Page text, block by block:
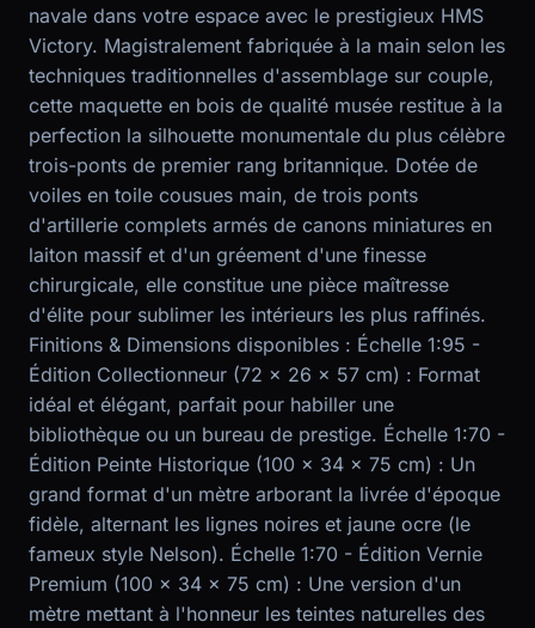
navale dans votre espace avec le prestigieux HMS
Victory. Magistralement fabriquée à la main selon les
techniques traditionnelles d'assemblage sur couple,
cette maquette en bois de qualité musée restitue à la
perfection la silhouette monumentale du plus célèbre
trois-ponts de premier rang britannique. Dotée de
voiles en toile cousues main, de trois ponts
d'artillerie complets armés de canons miniatures en
laiton massif et d'un gréement d'une finesse
chirurgicale, elle constitue une pièce maîtresse
d'élite pour sublimer les intérieurs les plus raffinés.
Finitions & Dimensions disponibles : Échelle 1:95 -
Édition Collectionneur (72 x 26 x 57 cm) : Format
idéal et élégant, parfait pour habiller une
bibliothèque ou un bureau de prestige. Échelle 1:70 -
Édition Peinte Historique (100 x 34 x 75 cm) : Un
grand format d'un mètre arborant la livrée d'époque
fidèle, alternant les lignes noires et jaune ocre (le
fameux style Nelson). Échelle 1:70 - Édition Vernie
Premium (100 x 34 x 75 cm) : Une version d'un
mètre mettant à l'honneur les teintes naturelles des